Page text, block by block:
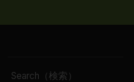
Search（検索）